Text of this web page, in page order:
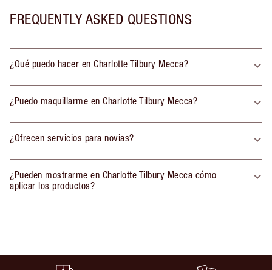
FREQUENTLY ASKED QUESTIONS
¿Qué puedo hacer en Charlotte Tilbury Mecca?
¿Puedo maquillarme en Charlotte Tilbury Mecca?
¿Ofrecen servicios para novias?
¿Pueden mostrarme en Charlotte Tilbury Mecca cómo
aplicar los productos?